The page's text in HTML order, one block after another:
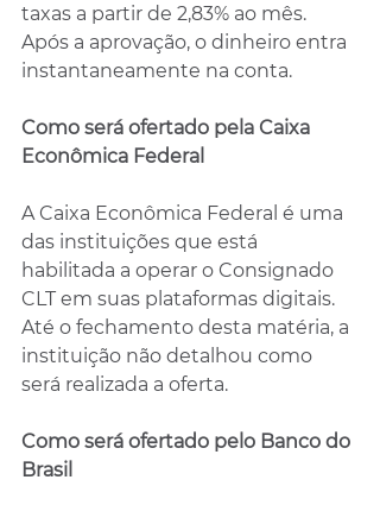
taxas a partir de 2,83% ao mês.
Após a aprovação, o dinheiro entra
instantaneamente na conta.
Como será ofertado pela Caixa
Econômica Federal
A Caixa Econômica Federal é uma
das instituições que está
habilitada a operar o Consignado
CLT em suas plataformas digitais.
Até o fechamento desta matéria, a
instituição não detalhou como
será realizada a oferta.
Como será ofertado pelo Banco do
Brasil